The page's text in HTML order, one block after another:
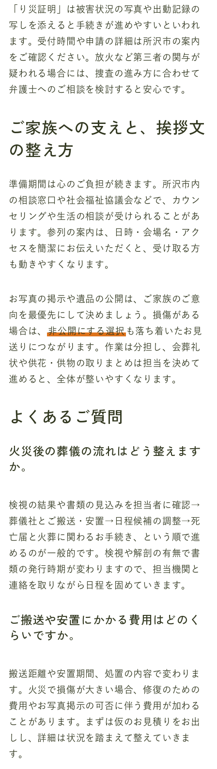
「り災証明」は被害状況の写真や出動記録の
写しを添えると手続きが進めやすいといわれ
ます。受付時間や申請の詳細は所沢市の案内
をご確認ください。放火など第三者の関与が
疑われる場合には、捜査の進み方に合わせて
弁護士へのご相談を検討すると安心です。
ご家族への支えと、挨拶文
の整え方
準備期間は心のご負担が続きます。所沢市内
の相談窓口や社会福祉協議会などで、カウン
セリングや生活の相談が受けられることがあ
ります。参列の案内は、日時・会場名・アク
セスを簡潔にお伝えいただくと、受け取る方
も動きやすくなります。
お写真の掲示や遺品の公開は、ご家族のご意
向を最優先にして決めましょう。損傷がある
場合は、非公開にする選択も落ち着いたお見
送りにつながります。作業は分担し、会葬礼
状や供花・供物の取りまとめは担当を決めて
進めると、全体が整いやすくなります。
よくあるご質問
火災後の葬儀の流れはどう整えます
か。
検視の結果や書類の見込みを担当者に確認→
葬儀社とご搬送・安置→日程候補の調整→死
亡届と火葬に関わるお手続き、という順で進
めるのが一般的です。検視や解剖の有無で書
類の発行時期が変わりますので、担当機関と
連絡を取りながら日程を固めていきます。
ご搬送や安置にかかる費用はどのく
らいですか。
搬送距離や安置期間、処置の内容で変わりま
す。火災で損傷が大きい場合、修復のための
費用やお写真掲示の可否に伴う費用が加わる
ことがあります。まずは仮のお見積りをお出
しし、詳細は状況を踏まえて整えていきま
す。